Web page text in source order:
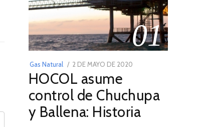
01
Gas Natural
POSTED
ON
2 DE MAYO DE 2020
DE
2026
HOCOL asume
control de Chuchupa
y Ballena: Historia